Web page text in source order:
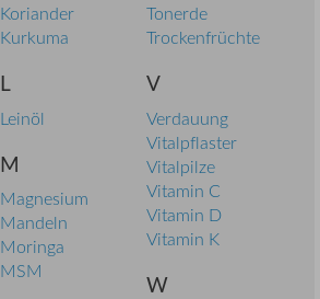
Koriander
Kurkuma
L
Leinöl
M
Magnesium
Mandeln
Moringa
MSM
Tonerde
Trockenfrüchte
V
Verdauung
Vitalpflaster
Vitalpilze
Vitamin C
Vitamin D
Vitamin K
W